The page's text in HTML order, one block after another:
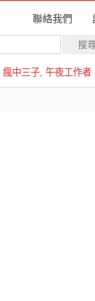
聯絡我們
瘋中三子, 午夜工作者